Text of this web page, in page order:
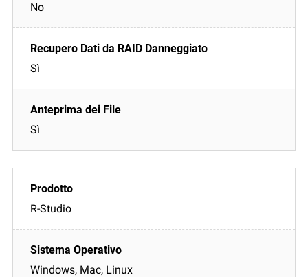
No
Sì
Sì
R-Studio
Windows, Mac, Linux